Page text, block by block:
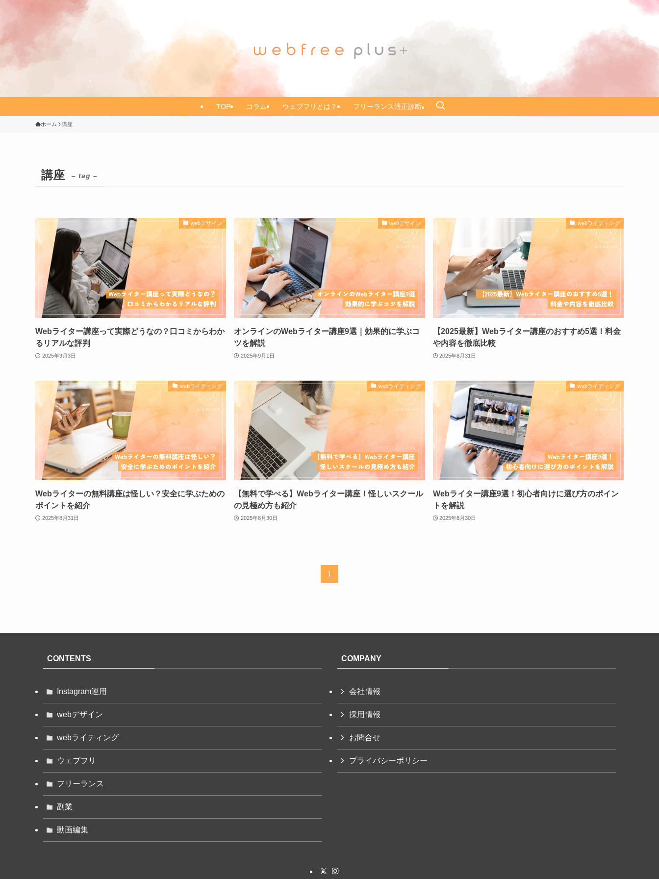
TOP コラム ウェブフリとは？ フリーランス適正診断
ホーム 講座
講座 – tag –
webデザイン
Webライター講座って実際どうなの？口コミからわか
るリアルな評判
2025年9月3日
webデザイン
オンラインのWebライター講座9選｜効果的に学ぶコ
ツを解説
2025年9月1日
webライティング
【2025最新】Webライター講座のおすすめ5選！料金
や内容を徹底比較
2025年8月31日
webライティング
Webライターの無料講座は怪しい？安全に学ぶための
ポイントを紹介
2025年8月31日
webライティング
【無料で学べる】Webライター講座！怪しいスクール
の見極め方も紹介
2025年8月30日
webライティング
Webライター講座9選！初心者向けに選び方のポイン
トを解説
2025年8月30日
1
CONTENTS
Instagram運用
webデザイン
webライティング
ウェブフリ
フリーランス
副業
動画編集
COMPANY
会社情報
採用情報
お問合せ
プライバシーポリシー